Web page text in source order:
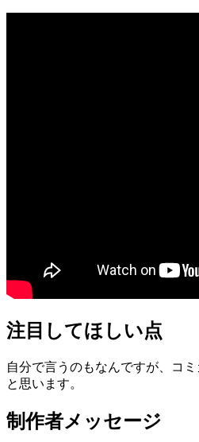
注目してほしい点
自分で言うのもなんですが、コ
と思います。
制作者メッセージ